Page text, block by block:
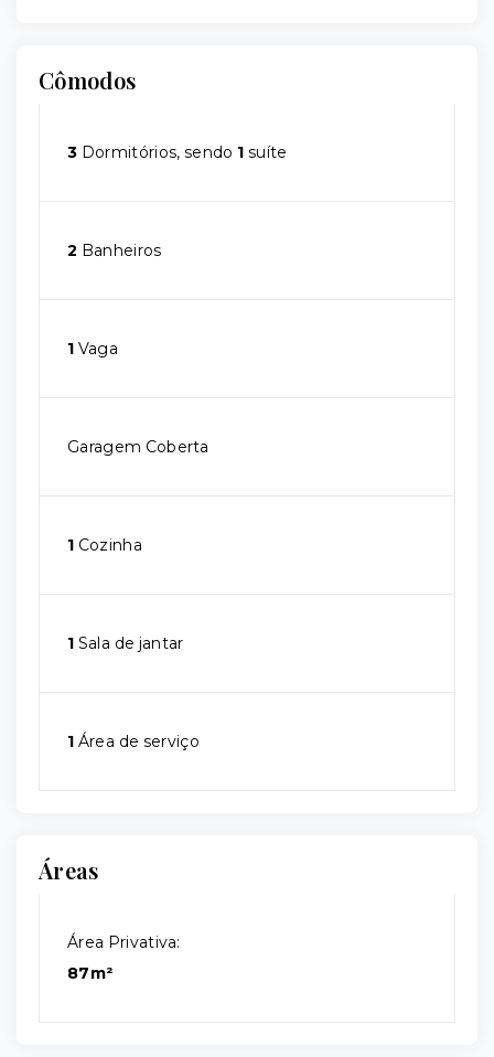
Cômodos
3 Dormitórios, sendo 1 suíte
2 Banheiros
1 Vaga
Garagem Coberta
1 Cozinha
1 Sala de jantar
1 Área de serviço
Áreas
Área Privativa:
87m²